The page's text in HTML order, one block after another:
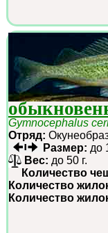
Gymnocephalus
Отряд:
Размер: до
Вес: до 50 г.
Количество
Количество
Количество